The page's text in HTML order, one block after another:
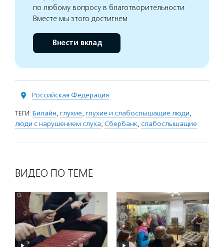
по любому вопросу в благотворительности.
Вместе мы этого достигнем
Внести вклад
Российская Федерация
ТЕГИ: Билайн, глухие, глухие и слабослышащие люди,
люди с нарушением слуха, Сбербанк, слабослышащие
ВИДЕО ПО ТЕМЕ